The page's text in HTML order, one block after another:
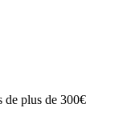
de plus de 300€